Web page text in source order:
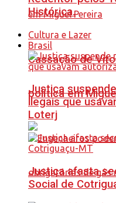
Cassação de
política em
Histórica.
Cultura e Lazer
Brasil
Justiça
ilegais que
Loterj
Justiça afasta
Social de